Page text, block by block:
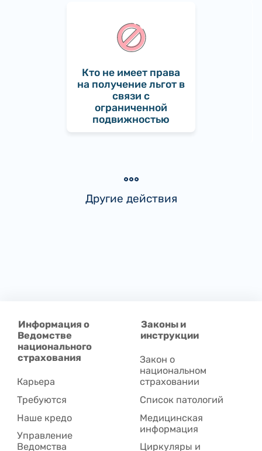
Кто не имеет права
на получение льгот в
связи с
ограниченной
подвижностью
Другие действия
Информация о
Ведомстве
национального
страхования
Карьера
Требуются
Наше кредо
Управление
Ведомства
Законы и
инструкции
Закон о
национальном
страховании
Список патологий
Медицинская
информация
Циркуляры и